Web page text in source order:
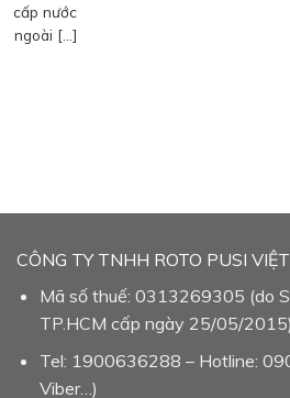
cấp nước
ngoài […]
CÔNG TY TNHH ROTO PUSI
Mã số thuế: 0313269305 (do
TP.HCM cấp ngày 25/05/2015)
Tel: 1900636288 – Hotline:
Viber…)